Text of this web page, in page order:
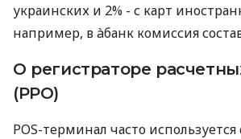
украинских и 2% - с карт
например, в àбанк комиссия
О регистраторе
(РРО)
POS-терминал часто